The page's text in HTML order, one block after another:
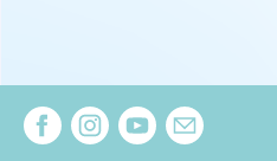
Extra navigation